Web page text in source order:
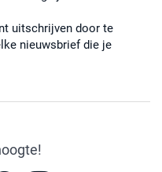
uitschrijven door te
nieuwsbrief die je